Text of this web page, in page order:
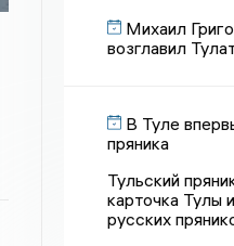
Михаил
возглавил
В Туле
пряника
Тульский
карточка Тулы
русских